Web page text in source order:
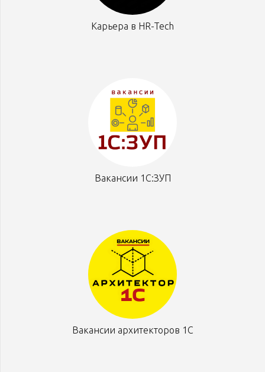
Карьера в HR-Tech
Вакансии 1С:ЗУП
Вакансии архитекторов 1С